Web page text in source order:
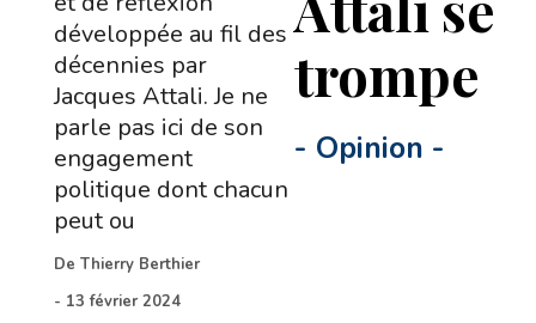
trompe
- Opinion -
développée au fil des
décennies par
Jacques Attali. Je ne
parle pas ici de son
engagement
politique dont chacun
peut ou
De Thierry Berthier
- 13 février 2024